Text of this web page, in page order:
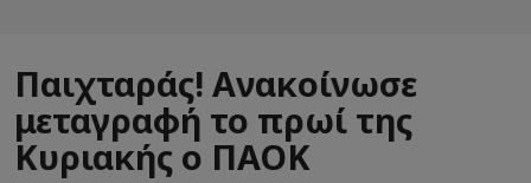
Παιχταράς! Ανακοίνωσε
μεταγραφή το πρωί της
Κυριακής ο ΠΑΟΚ